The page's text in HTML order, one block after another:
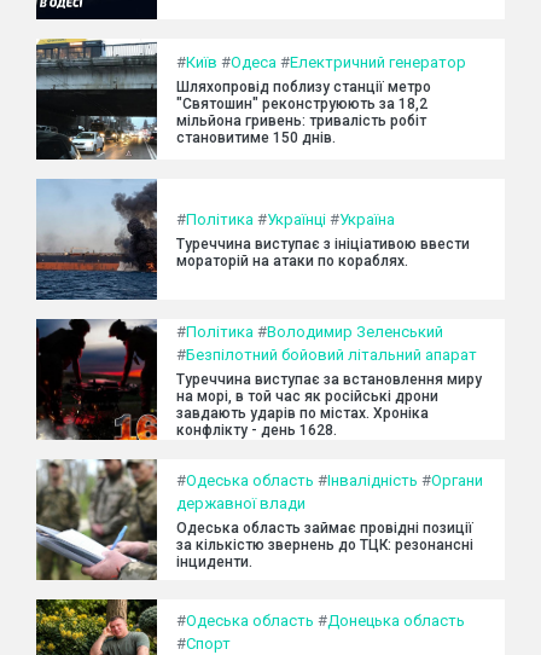
#Київ #Одеса #Електричний генератор
Шляхопровід поблизу станції метро
"Святошин" реконструюють за 18,2
мільйона гривень: тривалість робіт
становитиме 150 днів.
#Політика #Українці #Україна
Туреччина виступає з ініціативою ввести
мораторій на атаки по кораблях.
#Політика #Володимир Зеленський
#Безпілотний бойовий літальний апарат
Туреччина виступає за встановлення миру
на морі, в той час як російські дрони
завдають ударів по містах. Хроніка
конфлікту - день 1628.
#Одеська область #Інвалідність #Органи
державної влади
Одеська область займає провідні позиції
за кількістю звернень до ТЦК: резонансні
інциденти.
#Одеська область #Донецька область
#Спорт